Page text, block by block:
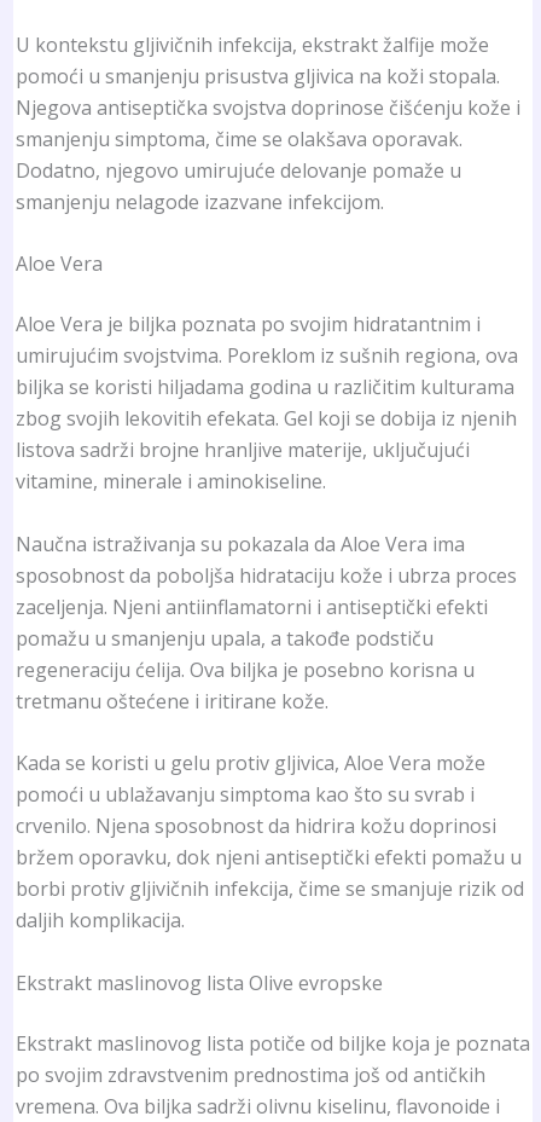
U kontekstu gljivičnih infekcija, ekstrakt žalfije može
pomoći u smanjenju prisustva gljivica na koži stopala.
Njegova antiseptička svojstva doprinose čišćenju kože i
smanjenju simptoma, čime se olakšava oporavak.
Dodatno, njegovo umirujuće delovanje pomaže u
smanjenju nelagode izazvane infekcijom.
Aloe Vera
Aloe Vera je biljka poznata po svojim hidratantnim i
umirujućim svojstvima. Poreklom iz sušnih regiona, ova
biljka se koristi hiljadama godina u različitim kulturama
zbog svojih lekovitih efekata. Gel koji se dobija iz njenih
listova sadrži brojne hranljive materije, uključujući
vitamine, minerale i aminokiseline.
Naučna istraživanja su pokazala da Aloe Vera ima
sposobnost da poboljša hidrataciju kože i ubrza proces
zaceljenja. Njeni antiinflamatorni i antiseptički efekti
pomažu u smanjenju upala, a takođe podstiču
regeneraciju ćelija. Ova biljka je posebno korisna u
tretmanu oštećene i iritirane kože.
Kada se koristi u gelu protiv gljivica, Aloe Vera može
pomoći u ublažavanju simptoma kao što su svrab i
crvenilo. Njena sposobnost da hidrira kožu doprinosi
bržem oporavku, dok njeni antiseptički efekti pomažu u
borbi protiv gljivičnih infekcija, čime se smanjuje rizik od
daljih komplikacija.
Ekstrakt maslinovog lista Olive evropske
Ekstrakt maslinovog lista potiče od biljke koja je poznata
po svojim zdravstvenim prednostima još od antičkih
vremena. Ova biljka sadrži olivnu kiselinu, flavonoide i